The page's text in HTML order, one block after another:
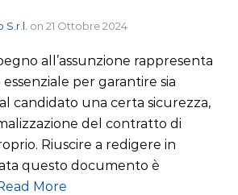
on 21 Ottobre 2024
all’assunzione rappresenta
per garantire sia
candidato una certa sicurezza,
del contratto di
Riuscire a redigere in
questo documento è
More